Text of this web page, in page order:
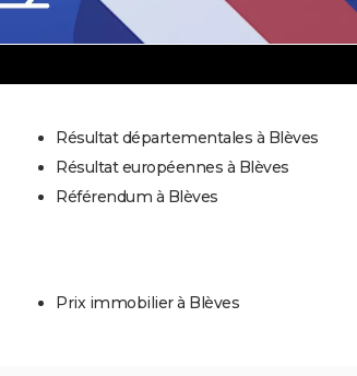
Résultat départementales à Blèves
Résultat européennes à Blèves
Référendum à Blèves
Prix immobilier à Blèves